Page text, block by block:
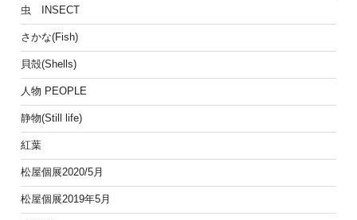
虫 INSECT
さかな(Fish)
貝殻(Shells)
人物 PEOPLE
静物(Still life)
紅葉
松屋個展2020/5月
松屋個展2019年5月